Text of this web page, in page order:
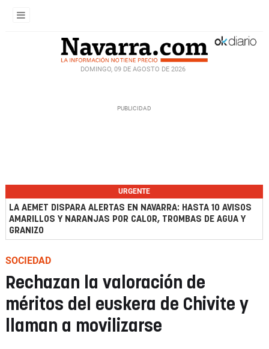
DOMINGO, 09 DE AGOSTO DE 2026
URGENTE
LA AEMET DISPARA ALERTAS EN NAVARRA: HASTA 10 AVISOS
AMARILLOS Y NARANJAS POR CALOR, TROMBAS DE AGUA Y
GRANIZO
SOCIEDAD
Rechazan la valoración de
méritos del euskera de Chivite y
llaman a movilizarse